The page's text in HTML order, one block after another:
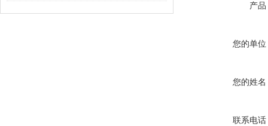
产品
您的单位
您的姓名
联系电话